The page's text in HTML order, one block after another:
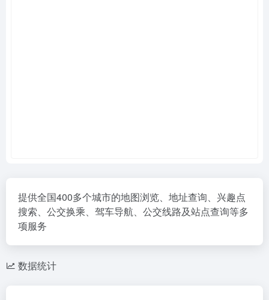
提供全国400多个城市的地图浏览、地址查询、兴趣点
搜索、公交换乘、驾车导航、公交线路及站点查询等多
项服务
数据统计